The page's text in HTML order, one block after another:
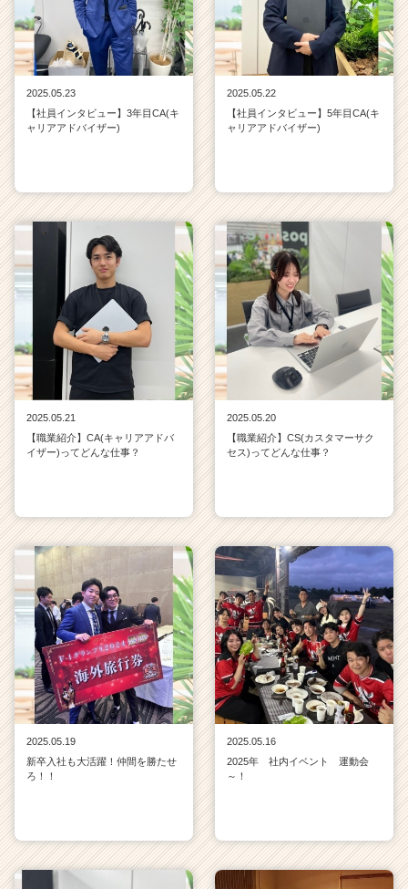
2025.05.23
【社員インタビュー】3年目CA(キ
ャリアアドバイザー)
2025.05.22
【社員インタビュー】5年目CA(キ
ャリアアドバイザー)
2025.05.21
【職業紹介】CA(キャリアアドバ
イザー)ってどんな仕事？
2025.05.20
【職業紹介】CS(カスタマーサク
セス)ってどんな仕事？
2025.05.19
新卒入社も大活躍！仲間を勝たせ
ろ！！
2025.05.16
2025年 社内イベント 運動会
～！